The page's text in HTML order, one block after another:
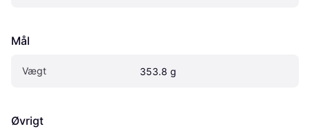
Mål
Vægt 353.8 g
Øvrigt